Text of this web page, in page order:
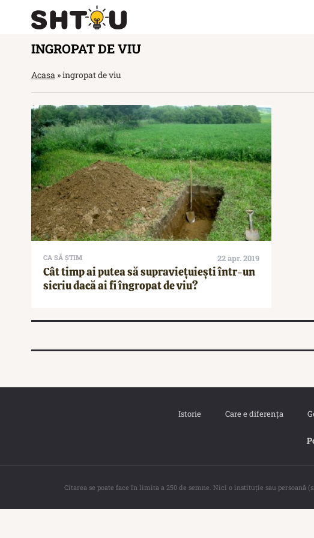
INGROPAT DE VIU
Acasa »ingropat de viu
CA SĂ ȘTIM 22 apr. 2019
Cât timp ai putea să supraviețuiești într-un
sicriu dacă ai fi îngropat de viu?
Istorie Care e diferența
Citarea se poate face în limita a 250 de semne. Nici o instituţie sau